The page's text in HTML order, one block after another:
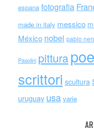
espana fotografia
made in italy messico
México nobel pablo
Pasolini pittura
scrittori scultura
uruguay usa varie